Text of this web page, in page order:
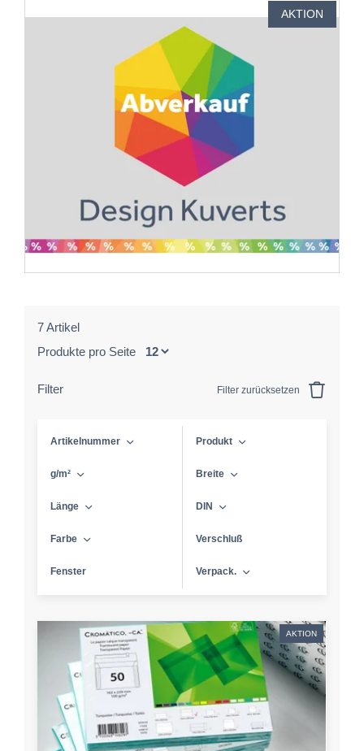
AKTION
7 Artikel
Produkte pro Seite
Filter Filter zurücksetzen
Artikelnummer Produkt
g/m² Breite
Länge DIN
Farbe Verschluß
Fenster Verpack.
AKTION